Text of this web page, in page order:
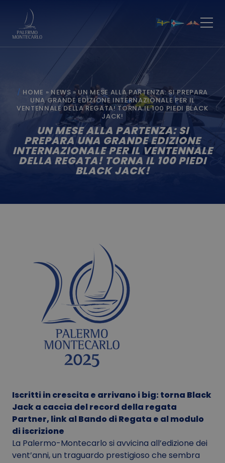
HOME » NEWS » UN MESE ALLA PARTENZA: SI PREPARA
UNA GRANDE EDIZIONE INTERNAZIONALE PER IL
VENTENNALE DELLA REGATA! TORNA IL 100 PIEDI BLACK
JACK!
UN MESE ALLA PARTENZA: SI
PREPARA UNA GRANDE EDIZIONE
INTERNAZIONALE PER IL VENTENNALE
DELLA REGATA! TORNA IL 100 PIEDI
BLACK JACK!
Iscritti in crescita e arrivano i big: torna Black
Jack a caccia del record della regata
Partner, link al Bando di Regata e al modulo
di iscrizione
La Palermo-Montecarlo si avvicina all’edizione dei
vent’anni, un traguardo prestigioso che sembra